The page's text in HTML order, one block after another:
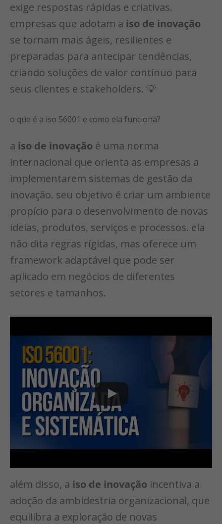
exige respostas rápidas e criativas.
empresas que adotam a iso de inovação
se tornam mais ágeis, resilientes e
preparadas para antecipar tendências,
criando soluções de valor contínuo para
seus clientes e stakeholders. 💡
o que é a iso 56001 e como ela funciona?
a iso de inovação é uma norma
internacional que orienta as empresas a
implementarem sistemas de gestão da
inovação. seu objetivo é criar um ambiente
propício para o desenvolvimento de novas
ideias, produtos, serviços e processos. ela
não dita regras rígidas, mas oferece um
framework adaptável que pode ser
aplicado em negócios de diferentes
setores e tamanhos.
além disso, a iso de inovação incentiva a
adoção da ambidestria organizacional, que
equilibra a exploração de novas